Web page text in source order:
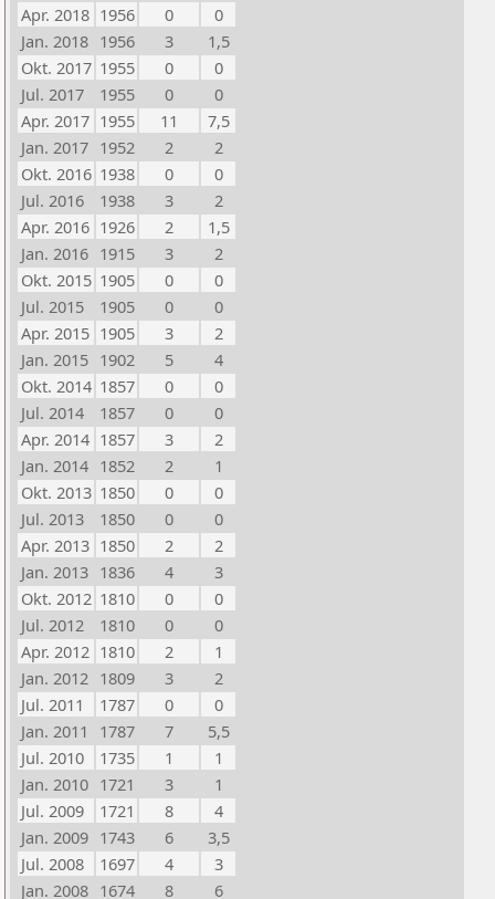
Apr. 2018 1956 0
0
Jan. 2018 1956 3
1,5
Okt. 2017 1955 0
0
Jul. 2017
1955 0
0
Apr. 2017 1955 11
7,5
Jan. 2017 1952 2
2
Okt. 2016 1938 0
0
Jul. 2016
1938 3
2
Apr. 2016 1926 2
1,5
Jan. 2016 1915 3
2
Okt. 2015 1905 0
0
Jul. 2015
1905 0
0
Apr. 2015 1905 3
2
Jan. 2015 1902 5
4
Okt. 2014 1857 0
0
Jul. 2014
1857 0
0
Apr. 2014 1857 3
2
Jan. 2014 1852 2
1
Okt. 2013 1850 0
0
Jul. 2013
1850 0
0
Apr. 2013 1850 2
2
Jan. 2013 1836 4
3
Okt. 2012 1810 0
0
Jul. 2012
1810 0
0
Apr. 2012 1810 2
1
Jan. 2012 1809 3
2
Jul. 2011
1787 0
0
Jan. 2011
1787 7
5,5
Jul. 2010
1735 1
1
Jan. 2010 1721 3
1
Jul. 2009
1721 8
4
Jan. 2009 1743 6
3,5
Jul. 2008
1697 4
3
Jan. 2008 1674 8 6